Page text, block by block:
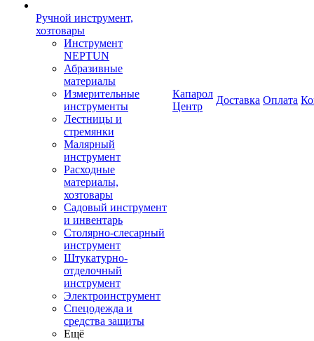
Ручной инструмент,
хозтовары
Инструмент
NEPTUN
Абразивные
материалы
Измерительные
инструменты
Лестницы и
стремянки
Малярный
инструмент
Расходные
материалы,
хозтовары
Садовый инструмент
и инвентарь
Столярно-слесарный
инструмент
Штукатурно-
отделочный
инструмент
Электроинструмент
Спецодежда и
средства защиты
Ещё
Капарол
Центр
Доставка Оплата